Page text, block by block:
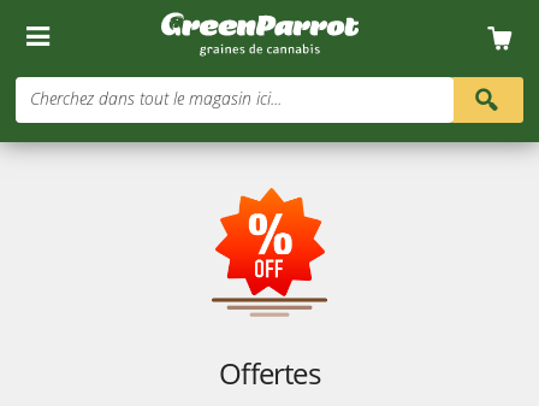
Cherchez dans tout le magasin ici...
Offertes